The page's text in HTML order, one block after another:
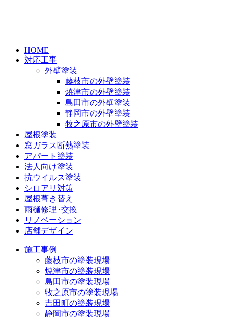
HOME
対応工事
外壁塗装
藤枝市の外壁塗装
焼津市の外壁塗装
島田市の外壁塗装
静岡市の外壁塗装
牧之原市の外壁塗装
屋根塗装
窓ガラス断熱塗装
アパート塗装
法人向け塗装
抗ウイルス塗装
シロアリ対策
屋根葺き替え
雨樋修理･交換
リノベーション
店舗デザイン
施工事例
藤枝市の塗装現場
焼津市の塗装現場
島田市の塗装現場
牧之原市の塗装現場
吉田町の塗装現場
静岡市の塗装現場